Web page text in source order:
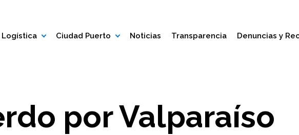
Logística Ciudad Puerto Noticias Transparencia Denuncias y
por Valparaíso